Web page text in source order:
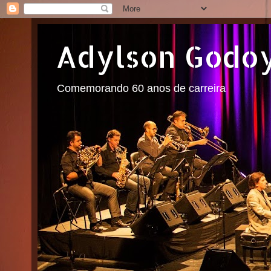
Adylson
Comemorando 60 anos de carreira